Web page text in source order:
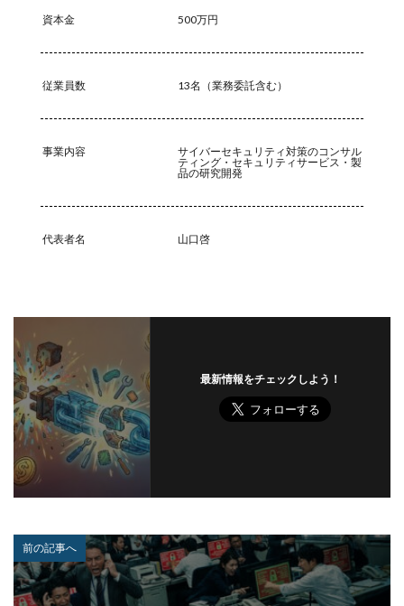
資本金 500万円
従業員数 13名（業務委託含む）
事業内容
サイバーセキュリティ対策のコンサル
ティング・セキュリティサービス・製
品の研究開発
代表者名 山口啓
最新情報をチェックしよう！
前の記事へ